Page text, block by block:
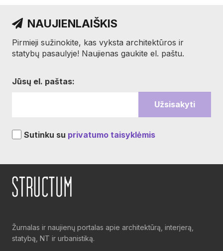
NAUJIENLAIŠKIS
Pirmieji sužinokite, kas vyksta architektūros ir
statybų pasaulyje! Naujienas gaukite el. paštu.
Jūsų el. paštas:
Sutinku su privatumo taisyklėmis
Žurnalas ir naujienų portalas apie architektūrą, interjerą,
statybą, NT ir urbanistiką.